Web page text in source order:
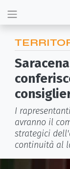
I
avranno il
strategici
continuità al